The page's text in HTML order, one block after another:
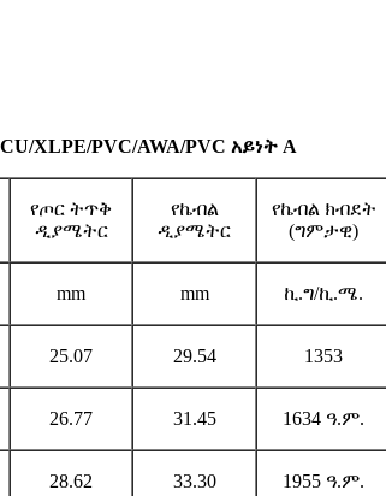
XLPE/PVC/AWA/PVC አይነት A
የጦር ትጥቅ
ዲያሜትር
የኬብል
ዲያሜትር
የኬብል ክብደት
(ግምታዊ)
mm mm ኪ.ግ/ኪ.ሜ.
25.07 29.54 1353
26.77 31.45 1634 ዓ.ም.
28.62 33.30 1955 ዓ.ም.